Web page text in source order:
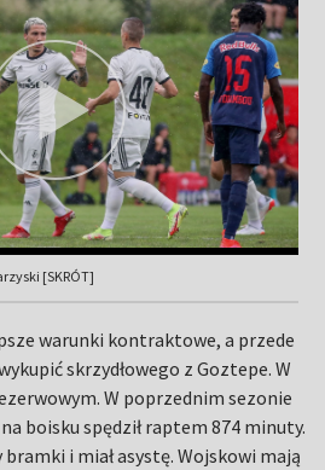
[SKRÓT]
warunki kontraktowe, a przede
skrzydłowego z Goztepe. W
W poprzednim sezonie
boisku spędził raptem 874 minuty.
i miał asystę. Wojskowi mają